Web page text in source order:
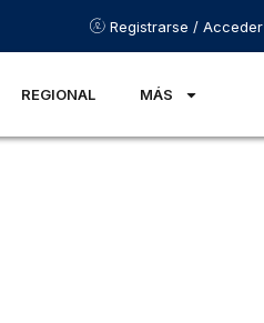
Registrarse / Acceder
REGIONAL MÁS